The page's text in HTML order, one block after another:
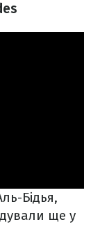
Бідья,
ще у